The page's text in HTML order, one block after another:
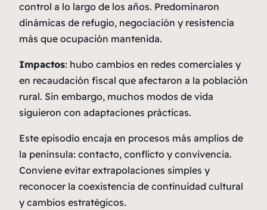
control a lo largo de los años. Predominaron
dinámicas de refugio, negociación y resistencia
más que ocupación mantenida.
Impactos: hubo cambios en redes comerciales y
en recaudación fiscal que afectaron a la población
rural. Sin embargo, muchos modos de vida
siguieron con adaptaciones prácticas.
Este episodio encaja en procesos más amplios de
la península: contacto, conflicto y convivencia.
Conviene evitar extrapolaciones simples y
reconocer la coexistencia de continuidad cultural
y cambios estratégicos.